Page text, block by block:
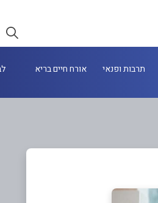
תרבות ופנאי אורח חיים בריא